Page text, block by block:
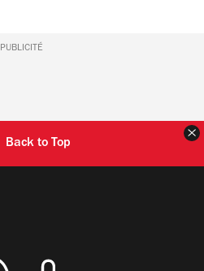
PUBLICITÉ
Back to Top